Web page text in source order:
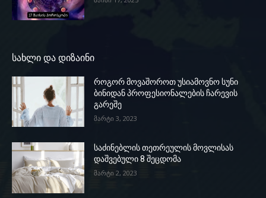
სახლი და დიზაინი
როგორ მოვაშოროთ უსიამოვნო სუნი
ბინიდან პროფესიონალების ჩარევის
გარეშე
მარტი 3, 2023
საძინებლის თეთრეულის მოვლისას
დაშვებული 8 შეცდომა
მარტი 2, 2023